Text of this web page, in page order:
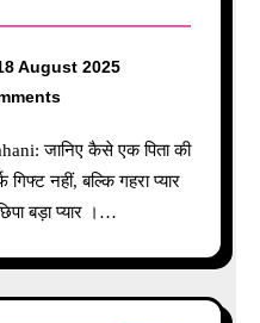
August 2025
गिफ्ट नहीं, बल्कि गहरा प्यार
बड़ा प्यार ।…